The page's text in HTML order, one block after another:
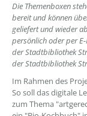
Die Themenboxen
bereit und können
geliefert und wieder
persönlich oder per
der Stadtbibliothek
der Stadtbibliothek
Im Rahmen des
So soll das digitale
zum Thema